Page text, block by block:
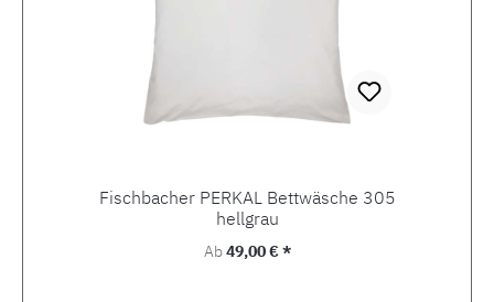
Fischbacher PERKAL Bettwäsche 305
hellgrau
Regulärer Preis:
Ab49,00 € *